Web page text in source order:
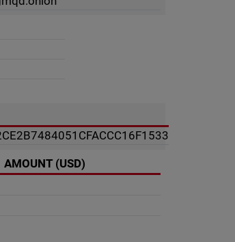
AMOUNT (USD)